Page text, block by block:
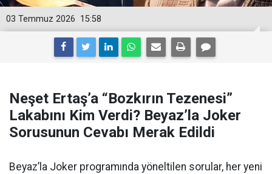
15:58
03 Temmuz 2026
Neşet Ertaş’a “Bozkırın Tezenesi”
Lakabını Kim Verdi? Beyaz’la Joker
Sorusunun Cevabı Merak Edildi
Beyaz’la Joker programında yöneltilen sorular, her yeni